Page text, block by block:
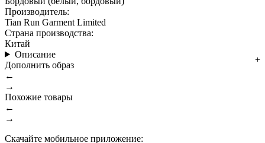
Производитель:
Tian Run Garment Limited
Страна производства:
Китай
Описание
Дополнить образ
←
→
Похожие товары
←
→
Скачайте мобильное приложение: